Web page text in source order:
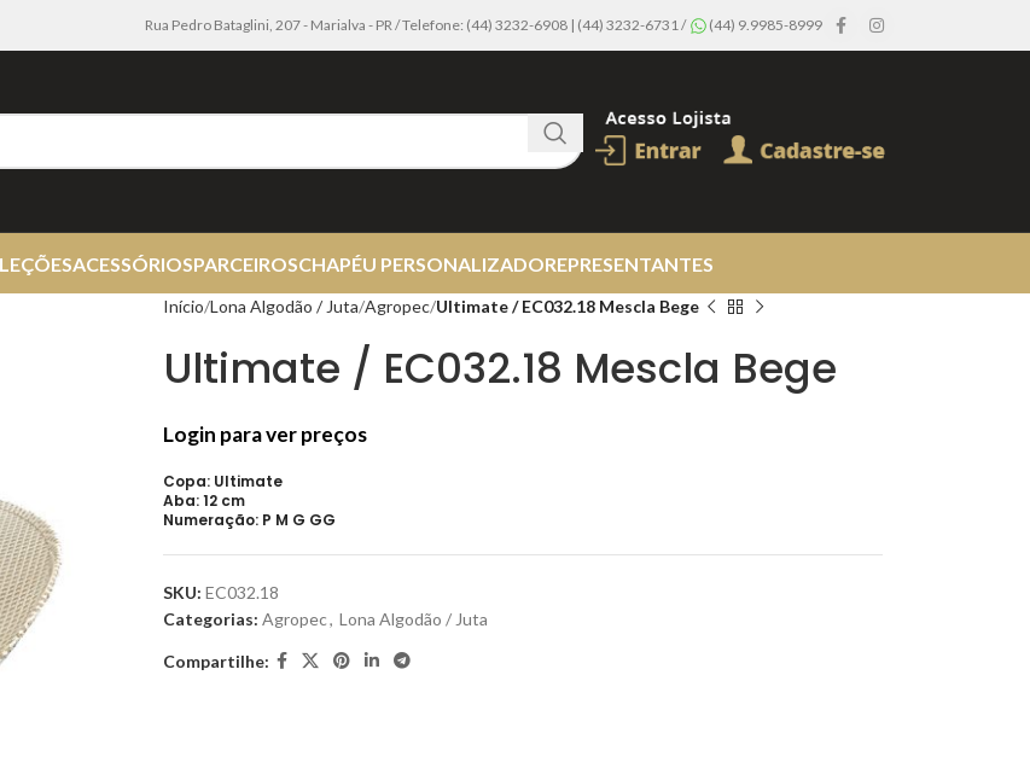
Rua Pedro Bataglini, 207 - Marialva - PR / Telefone: (44) 3232-6908 | (44) 3232-6731 / (44) 9.9985-8999
ACESSÓRIOSPARCEIROSCHAPÉU PERSONALIZADOREPRESENTANTES
Início Lona Algodão / Juta Agropec Ultimate / EC032.18 Mescla Bege
Ultimate / EC032.18 Mescla Bege
Login para ver preços
Copa: Ultimate
Aba: 12 cm
Numeração: P M G GG
SKU: EC032.18
Categorias: Agropec, Lona Algodão / Juta
Compartilhe: